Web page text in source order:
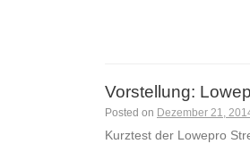
Vorstellung:
Posted on Dezember 21,
Kurztest der Lowepro